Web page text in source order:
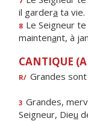
il gardera ta vie.
8 Le Seigneur
maintenant, à
CANTIQUE
R/ Grandes
3 Grandes,
Seigneur, Dieu